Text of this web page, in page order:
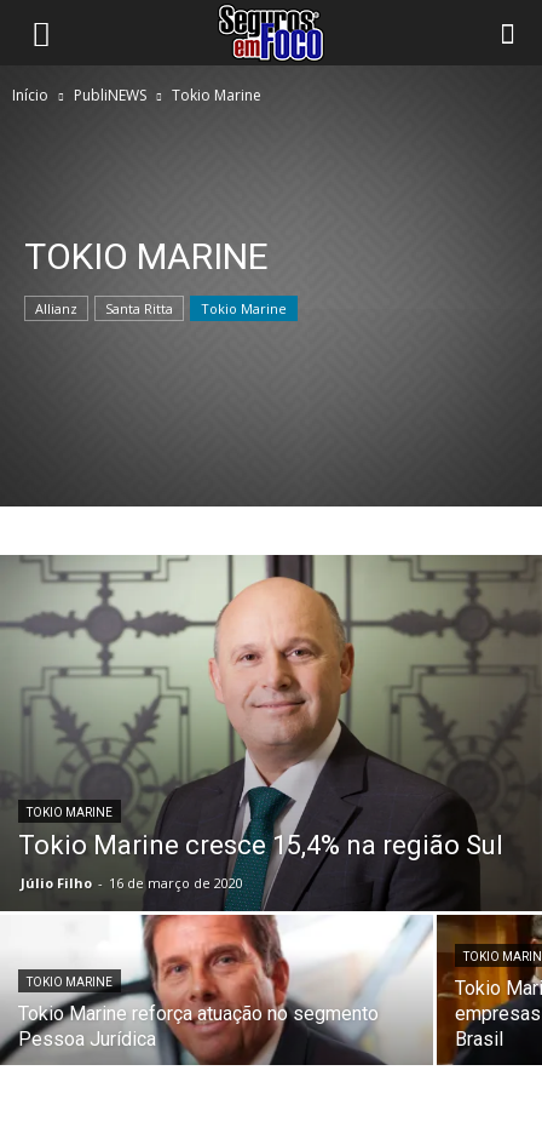
Início PubliNEWS Tokio Marine
TOKIO MARINE
Allianz Santa Ritta Tokio Marine
TOKIO MARINE
Tokio Marine cresce 15,4% na região Sul
Júlio Filho - 16 de março de 2020
TOKIO MARINE
Tokio Marine reforça atuação no segmento
Pessoa Jurídica
TOKIO
Tokio
empresas
Brasil